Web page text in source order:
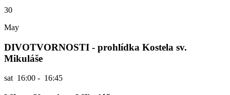
30
May
DIVOTVORNOSTI - prohlídka Kostela sv.
Mikuláše
sat 16:00 - 16:45